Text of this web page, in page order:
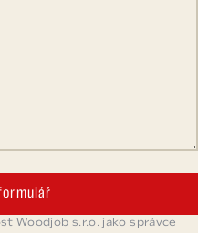
Woodjob s.r.o. jako správce